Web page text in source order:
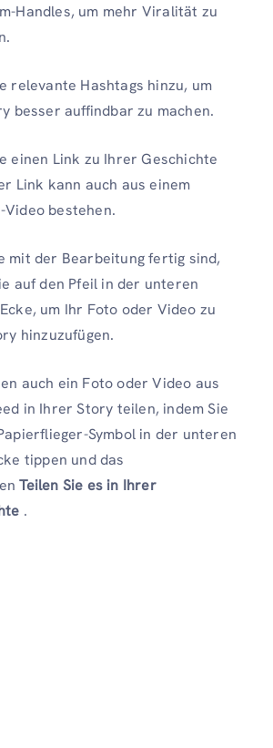
Handles, um mehr Viralität zu
relevante Hashtags hinzu, um
besser auffindbar zu machen.
einen Link zu Ihrer Geschichte
Link kann auch aus einem
Video bestehen.
mit der Bearbeitung fertig sind,
auf den Pfeil in der unteren
um Ihr Foto oder Video zu
hinzuzufügen.
auch ein Foto oder Video aus
in Ihrer Story teilen, indem Sie
Symbol in der unteren
tippen und das
Teilen Sie es in Ihrer
.